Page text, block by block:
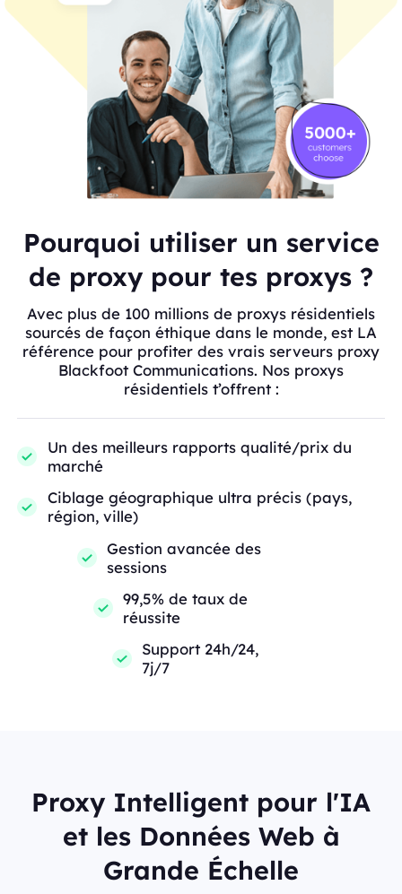
Pourquoi utiliser un service
de proxy pour tes proxys ?
Avec plus de 100 millions de proxys résidentiels
sourcés de façon éthique dans le monde, est LA
référence pour profiter des vrais serveurs proxy
Blackfoot Communications. Nos proxys
résidentiels t’offrent :
Un des meilleurs rapports qualité/prix du
marché
Ciblage géographique ultra précis (pays,
région, ville)
Gestion avancée des
sessions
99,5% de taux de
réussite
Support 24h/24,
7j/7
Proxy Intelligent pour l'IA
et les Données Web à
Grande Échelle